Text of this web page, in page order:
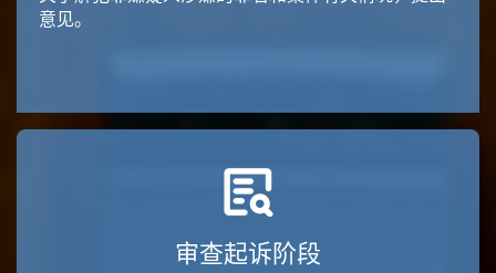
意见。
审查起诉阶段